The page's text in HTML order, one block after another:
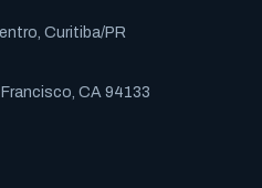
Curitiba/PR
CA 94133